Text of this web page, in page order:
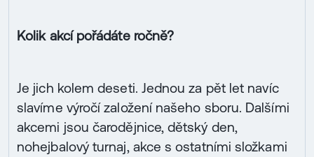
Kolik akcí pořádáte ročně?
Je jich kolem deseti. Jednou za pět let navíc
slavíme výročí založení našeho sboru. Dalšími
akcemi jsou čarodějnice, dětský den,
nohejbalový turnaj, akce s ostatními složkami